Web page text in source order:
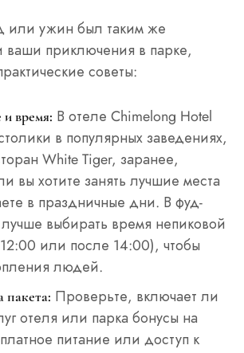
или ужин был таким же
ваши приключения в парке,
советы:
время: В отеле Chimelong Hotel
в популярных заведениях,
White Tiger, заранее,
вы хотите занять лучшие места
в праздничные дни. В фуд-
лучше выбирать время непиковой
или после 14:00), чтобы
людей.
пакета: Проверьте, включает ли
отеля или парка бонусы на
питание или доступ к